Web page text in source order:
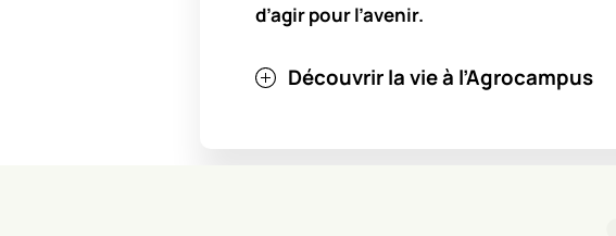
d’agir pour l’avenir.
Découvrir la vie à l’Agrocampus